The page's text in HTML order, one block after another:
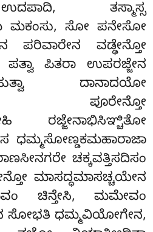
ತಸ್ಮಾಸ್ಸ
ಮಕಂಸು, ಸೋ ಪನೇಸೋ
ಪರಿವಾರೇನ ವಡ್ಢೇನ್ತೋ
ಪತ್ವಾ ಪಿತರಾ ಉಪರಜ್ಜೇನ
ದಾನಾದಯೋ
ಪೂರೇನ್ತೋ
ರಜ್ಜೇನಾಭಿಸಿಞ್ಚಿತೋ
ಚಕ್ಕವತ್ತಿಸದಿಸಂ
ಮಾಸದ್ಧಮಾಸಚ್ಚಯೇನ
ಚಿನ್ತೇಸಿ, ಮಮೇವಂ
ಸೋಭತಿ ಧಮ್ಮವಿಯೋಗೇನ,